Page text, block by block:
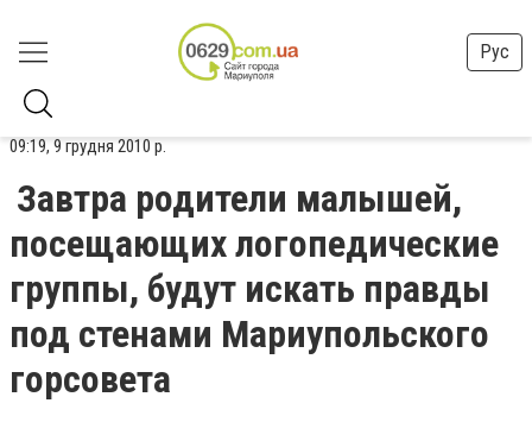
Рус
09:19, 9 грудня 2010 р.
Завтра родители малышей,
посещающих логопедические
группы, будут искать правды
под стенами Мариупольского
горсовета